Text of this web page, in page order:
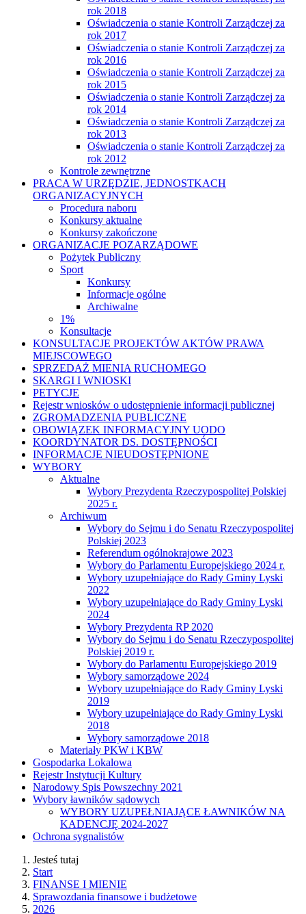
rok 2018
Oświadczenia o stanie Kontroli Zarządczej za
rok 2017
Oświadczenia o stanie Kontroli Zarządczej za
rok 2016
Oświadczenia o stanie Kontroli Zarządczej za
rok 2015
Oświadczenia o stanie Kontroli Zarządczej za
rok 2014
Oświadczenia o stanie Kontroli Zarządczej za
rok 2013
Oświadczenia o stanie Kontroli Zarządczej za
rok 2012
Kontrole zewnętrzne
PRACA W URZĘDZIE, JEDNOSTKACH
ORGANIZACYJNYCH
Procedura naboru
Konkursy aktualne
Konkursy zakończone
ORGANIZACJE POZARZĄDOWE
Pożytek Publiczny
Sport
Konkursy
Informacje ogólne
Archiwalne
1%
Konsultacje
KONSULTACJE PROJEKTÓW AKTÓW PRAWA
MIEJSCOWEGO
SPRZEDAŻ MIENIA RUCHOMEGO
SKARGI I WNIOSKI
PETYCJE
Rejestr wniosków o udostępnienie informacji publicznej
ZGROMADZENIA PUBLICZNE
OBOWIĄZEK INFORMACYJNY UODO
KOORDYNATOR DS. DOSTĘPNOŚCI
INFORMACJE NIEUDOSTĘPNIONE
WYBORY
Aktualne
Wybory Prezydenta Rzeczypospolitej Polskiej
2025 r.
Archiwum
Wybory do Sejmu i do Senatu Rzeczypospolitej
Polskiej 2023
Referendum ogólnokrajowe 2023
Wybory do Parlamentu Europejskiego 2024 r.
Wybory uzupełniające do Rady Gminy Lyski
2022
Wybory uzupełniające do Rady Gminy Lyski
2024
Wybory Prezydenta RP 2020
Wybory do Sejmu i do Senatu Rzeczypospolitej
Polskiej 2019 r.
Wybory do Parlamentu Europejskiego 2019
Wybory samorządowe 2024
Wybory uzupełniające do Rady Gminy Lyski
2019
Wybory uzupełniające do Rady Gminy Lyski
2018
Wybory samorządowe 2018
Materiały PKW i KBW
Gospodarka Lokalowa
Rejestr Instytucji Kultury
Narodowy Spis Powszechny 2021
Wybory ławników sądowych
WYBORY UZUPEŁNIAJĄCE ŁAWNIKÓW NA
KADENCJĘ 2024-2027
Ochrona sygnalistów
Jesteś tutaj
Start
FINANSE I MIENIE
Sprawozdania finansowe i budżetowe
2026